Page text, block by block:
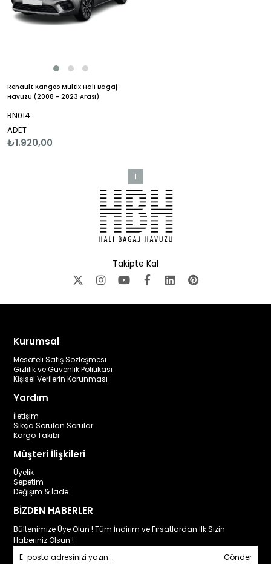
Renault Kangoo Multix Halı Bagaj
Havuzu (2008 - 2023 Arası)
RN014
ADET
₺1.920,00
1
Takipte Kal
Kurumsal
Mesafeli Satış Sözleşmesi
Gizlilik ve Güvenlik Politikası
Kişisel Verilerin Korunması
Yardım
İletişim
Sıkça Sorulan Sorular
Kargo Takibi
Müşteri İlişkileri
Üyelik
Sepetim
Değişim & İade
BİZDEN HABERLER
Bültenimize Üye Olun ! Tüm İndirim ve Fırsatlardan İlk Sizin
Haberiniz Olsun !
Gönder